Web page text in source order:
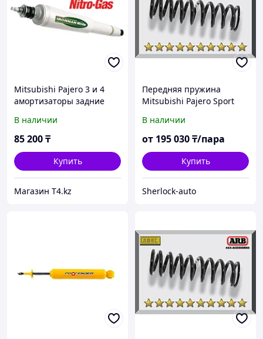
Mitsubishi Pajero 3 и 4
амортизаторы задние
4X4 Gas
В наличии
85 200₸
Купить
Магазин T4.kz
Передняя пружина
Mitsubishi Pajero Sport
В наличии
от 195 030₸/пара
Купить
Sherlock-auto